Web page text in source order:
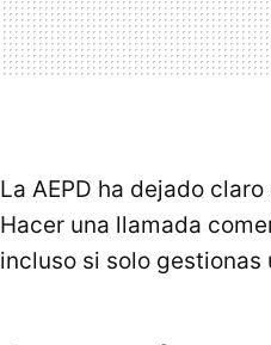
La AEPD ha dejado claro
Hacer una llamada
incluso si solo gestionas